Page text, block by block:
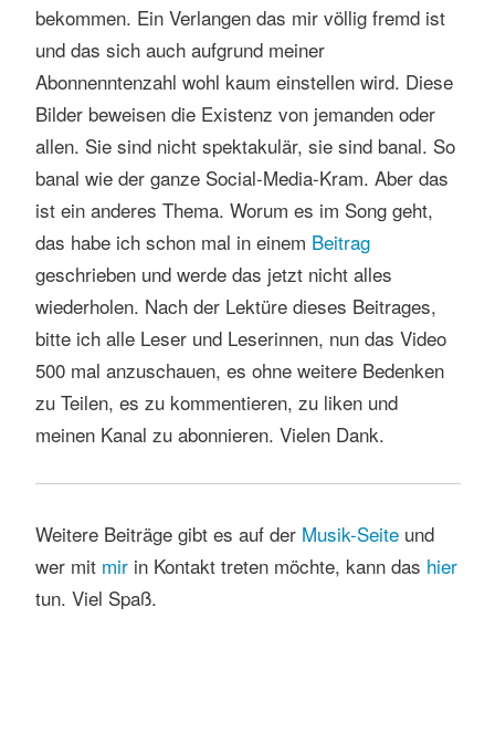
bekommen. Ein Verlangen das mir völlig fremd ist
und das sich auch aufgrund meiner
Abonnenntenzahl wohl kaum einstellen wird. Diese
Bilder beweisen die Existenz von jemanden oder
allen. Sie sind nicht spektakulär, sie sind banal. So
banal wie der ganze Social-Media-Kram. Aber das
ist ein anderes Thema. Worum es im Song geht,
das habe ich schon mal in einem Beitrag
geschrieben und werde das jetzt nicht alles
wiederholen. Nach der Lektüre dieses Beitrages,
bitte ich alle Leser und Leserinnen, nun das Video
500 mal anzuschauen, es ohne weitere Bedenken
zu Teilen, es zu kommentieren, zu liken und
meinen Kanal zu abonnieren. Vielen Dank.
Weitere Beiträge gibt es auf der Musik-Seite und
wer mit mirin Kontakt treten möchte, kann das hier
tun. Viel Spaß.